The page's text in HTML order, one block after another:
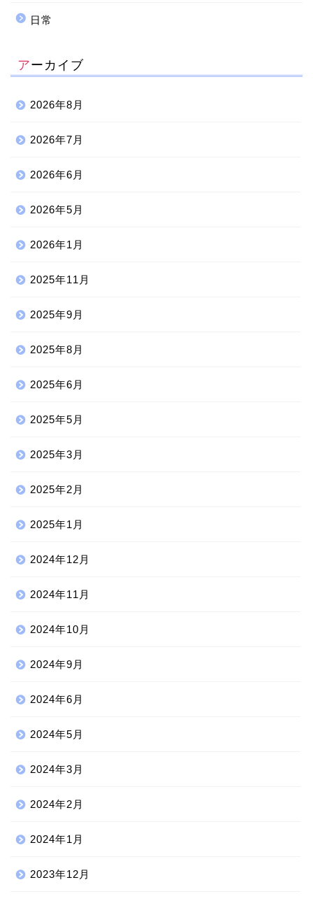
日常
アーカイブ
2026年8月
2026年7月
2026年6月
2026年5月
2026年1月
2025年11月
2025年9月
2025年8月
2025年6月
2025年5月
2025年3月
2025年2月
2025年1月
2024年12月
2024年11月
2024年10月
2024年9月
2024年6月
2024年5月
2024年3月
2024年2月
2024年1月
2023年12月